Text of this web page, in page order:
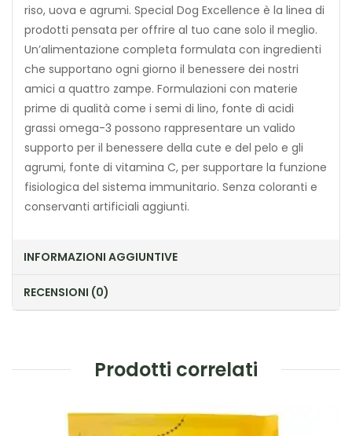
riso, uova e agrumi. Special Dog Excellence è la linea di
prodotti pensata per offrire al tuo cane solo il meglio.
Un’alimentazione completa formulata con ingredienti
che supportano ogni giorno il benessere dei nostri
amici a quattro zampe. Formulazioni con materie
prime di qualità come i semi di lino, fonte di acidi
grassi omega-3 possono rappresentare un valido
supporto per il benessere della cute e del pelo e gli
agrumi, fonte di vitamina C, per supportare la funzione
fisiologica del sistema immunitario. Senza coloranti e
conservanti artificiali aggiunti.
INFORMAZIONI AGGIUNTIVE
RECENSIONI (0)
Prodotti correlati